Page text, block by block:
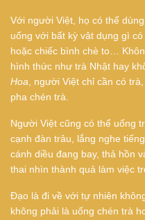
Với người Việt, họ có thể
uống với bất kỳ vật dụng gì
hoặc chiếc bình chè to…
hình thức như trà Nhật hay
Hoa , người Việt chỉ cần có
pha chén trà.
Người Việt cũng có thể uống
cạnh đàn trâu, lắng nghe
cánh diều đang bay, thả hồn
thai nhìn thành quả làm việc
Đạo là đi về với tự nhiên
không phải là uống chén trà